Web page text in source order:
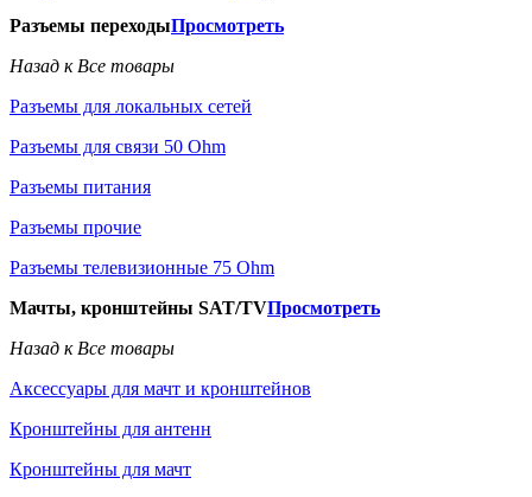
Разъемы переходыПросмотреть
Назад к Все товары
Разъемы для локальных сетей
Разъемы для связи 50 Ohm
Разъемы питания
Разъемы прочие
Разъемы телевизионные 75 Ohm
Мачты, кронштейны SAT/TVПросмотреть
Назад к Все товары
Аксессуары для мачт и кронштейнов
Кронштейны для антенн
Кронштейны для мачт